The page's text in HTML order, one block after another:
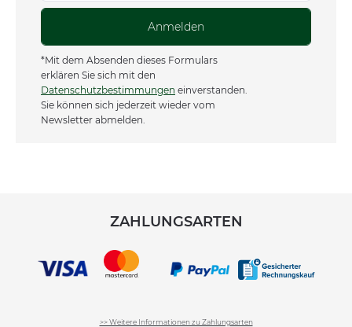
Anmelden
*Mit dem Absenden dieses Formulars
erklären Sie sich mit den
Datenschutzbestimmungen einverstanden.
Sie können sich jederzeit wieder vom
Newsletter abmelden.
ZAHLUNGSARTEN
>> Weitere Informationen zu Zahlungsarten